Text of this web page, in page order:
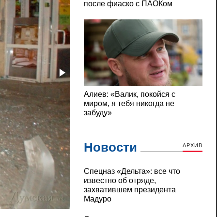
В Одессе взорвали офис Автомайдана
Новости АРХИВ
Cпецназ «Дельта»: все что
известно об отряде,
захватившем президента
Мадуро